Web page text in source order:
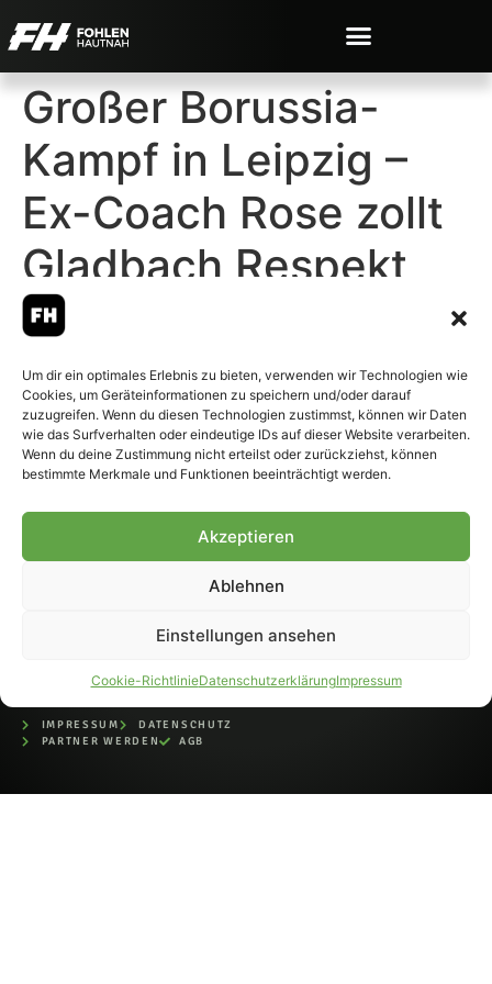
Um dir ein optimales Erlebnis zu bieten, verwenden wir Technologien wie
Cookies, um Geräteinformationen zu speichern und/oder darauf
zuzugreifen. Wenn du diesen Technologien zustimmst, können wir Daten
wie das Surfverhalten oder eindeutige IDs auf dieser Website verarbeiten.
Wenn du deine Zustimmung nicht erteilst oder zurückziehst, können
bestimmte Merkmale und Funktionen beeinträchtigt werden.
Akzeptieren
Ablehnen
Einstellungen ansehen
Cookie-RichtlinieDatenschutzerklärungImpressum
Großer Borussia-
Kampf in Leipzig –
Ex-Coach Rose zollt
Gladbach Respekt
© 2007-2026 Fohlen-Hautnah.de
– Alle rechte vorbehalten.
Fohlen-Hautnah.de ist ein
offiziell eingetragenes Magazin
IMPRESSUM
DATENSCHUTZ
PARTNER WERDEN
AGB